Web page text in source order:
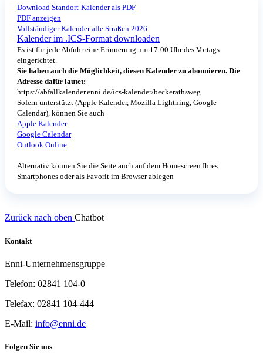
Download Standort-Kalender als PDF
PDF anzeigen
Vollständiger Kalender alle Straßen 2026
Kalender im .ICS-Format downloaden
Es ist für jede Abfuhr eine Erinnerung um 17:00 Uhr des Vortags
eingerichtet.
Sie haben auch die Möglichkeit, diesen Kalender zu abonnieren. Die
Adresse dafür lautet:
https://abfallkalender.enni.de/ics-kalender/beckerathsweg
Sofern unterstützt (Apple Kalender, Mozilla Lightning, Google
Calendar), können Sie auch
Apple Kalender
Google Calendar
Outlook Online
Alternativ können Sie die Seite auch auf dem Homescreen Ihres
Smartphones oder als Favorit im Browser ablegen
Zurück nach oben Chatbot
Kontakt
Enni-Unternehmensgruppe
Telefon: 02841 104-0
Telefax: 02841 104-444
E-Mail: info@enni.de
Folgen Sie uns